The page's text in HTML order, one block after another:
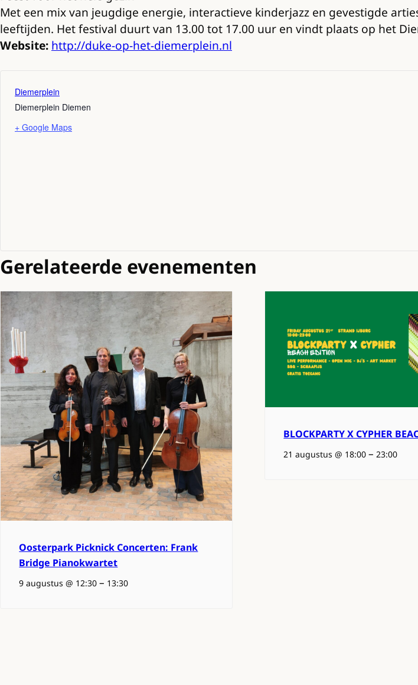
Met een mix van jeugdige energie, interactieve kinderjazz en gevestigde
leeftijden. Het festival duurt van 13.00 tot 17.00 uur en vindt plaats op het
Website: http://duke-op-het-diemerplein.nl
Diemerplein
Diemerplein Diemen
+ Google Maps
Gerelateerde evenementen
Oosterpark Picknick Concerten: Frank
Bridge Pianokwartet
9 augustus @ 12:30 – 13:30
BLOCKPARTY X CYPHER
21 augustus @ 18:00 –23:00